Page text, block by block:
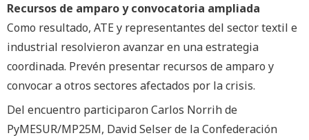
Recursos de amparo y convocatoria ampliada
Como resultado, ATE y representantes del sector textil e
industrial resolvieron avanzar en una estrategia
coordinada. Prevén presentar recursos de amparo y
convocar a otros sectores afectados por la crisis.
Del encuentro participaron Carlos Norrih de
PyMESUR/MP25M, David Selser de la Confederación